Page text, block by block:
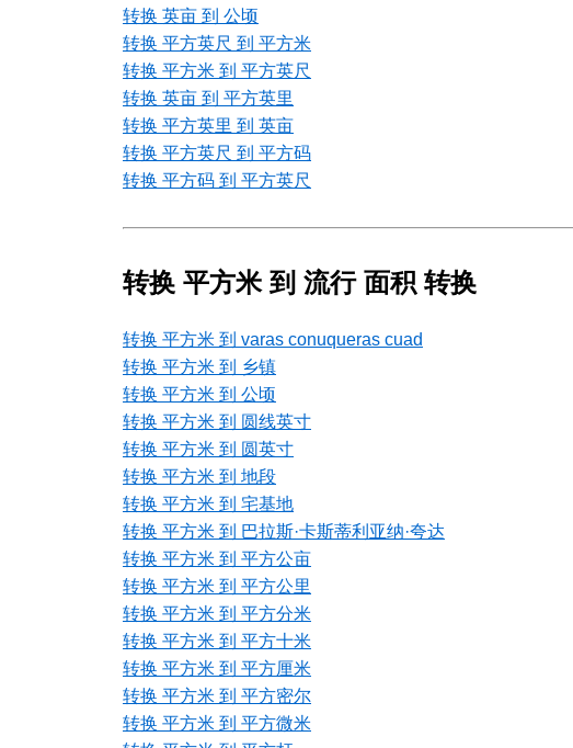
转换 英亩 到 公顷
转换 平方英尺 到 平方米
转换 平方米 到 平方英尺
转换 英亩 到 平方英里
转换 平方英里 到 英亩
转换 平方英尺 到 平方码
转换 平方码 到 平方英尺
转换 平方米 到 流行 面积 转换
转换 平方米 到 varas conuqueras cuad
转换 平方米 到 乡镇
转换 平方米 到 公顷
转换 平方米 到 圆线英寸
转换 平方米 到 圆英寸
转换 平方米 到 地段
转换 平方米 到 宅基地
转换 平方米 到 巴拉斯·卡斯蒂利亚纳·夸达
转换 平方米 到 平方公亩
转换 平方米 到 平方公里
转换 平方米 到 平方分米
转换 平方米 到 平方十米
转换 平方米 到 平方厘米
转换 平方米 到 平方密尔
转换 平方米 到 平方微米